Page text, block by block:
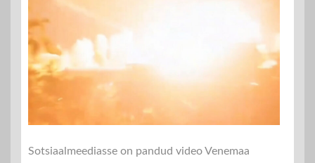
Sotsiaalmeediasse on pandud video Venemaa